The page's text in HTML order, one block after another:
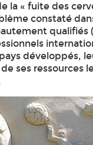
la « fuite des
constaté
qualifiés
développés,
ses ressources